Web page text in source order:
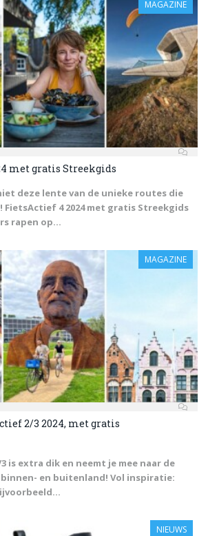
MAGAZINE
met gratis Streekgids
deze lente van de unieke routes die
FietsActief 4 2024 met gratis Streekgids
rapen op...
MAGAZINE
2/3 2024, met gratis
is extra dik en neemt je mee naar de
en buitenland! Vol inspiratie:
NIEUWS